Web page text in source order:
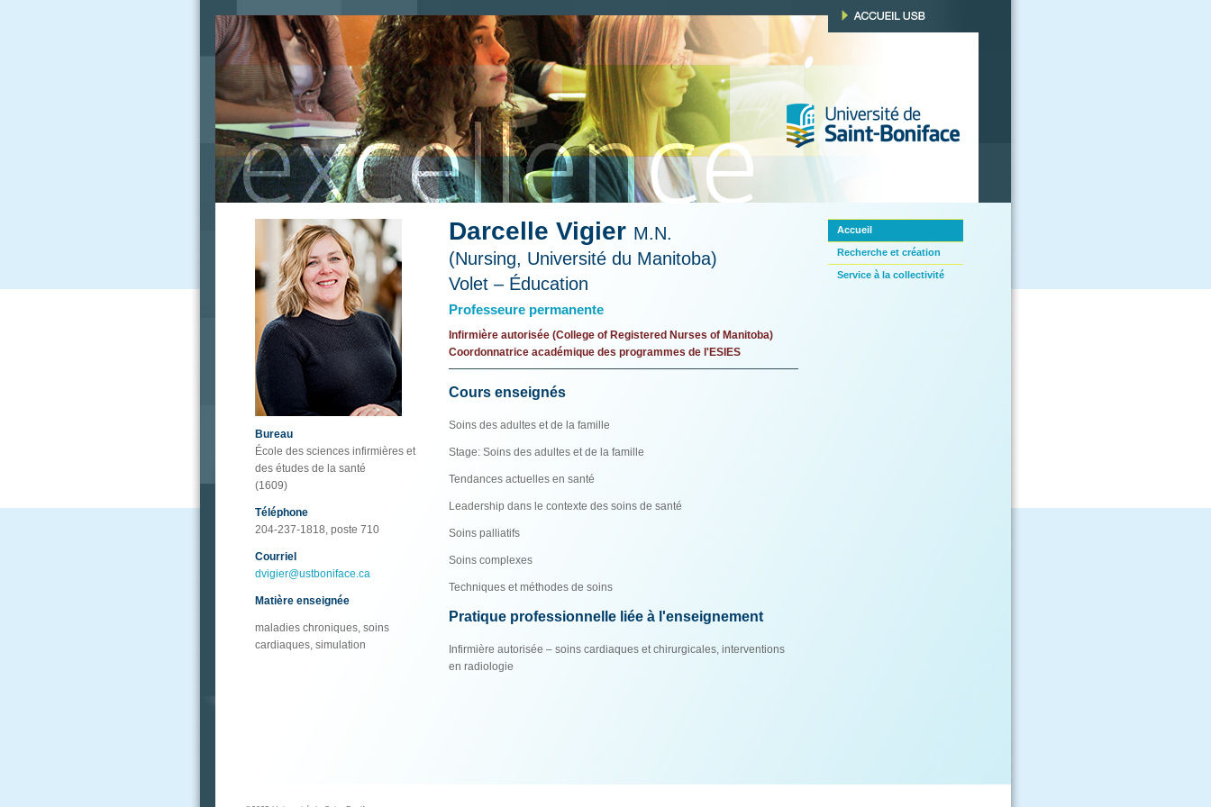
Darcelle Vigier M.N.
(Nursing, Université du Manitoba)
Volet – Éducation
Professeure permanente
Infirmière autorisée (College of Registered Nurses of Manitoba)
Coordonnatrice académique des programmes de l'ESIES
Cours enseignés
Soins des adultes et de la famille
Stage: Soins des adultes et de la famille
Tendances actuelles en santé
Leadership dans le contexte des soins de santé
Soins palliatifs
Soins complexes
Techniques et méthodes de soins
Pratique professionnelle liée à l'enseignement
Infirmière autorisée – soins cardiaques et chirurgicales, interventions
en radiologie
Bureau
École des sciences infirmières et
des études de la santé
(1609)
Téléphone
204-237-1818, poste 710
Courriel
dvigier@ustboniface.ca
Matière enseignée
maladies chroniques, soins
cardiaques, simulation
Accueil
Recherche et création
Service à la collectivité